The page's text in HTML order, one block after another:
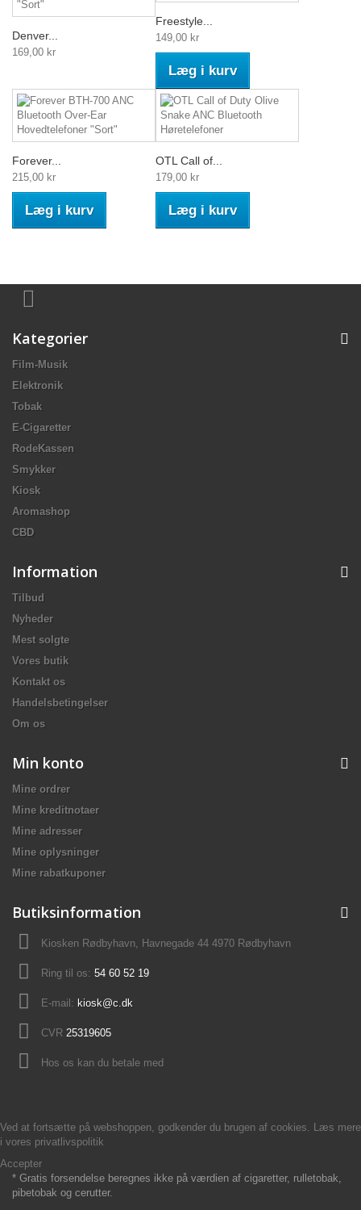
Denver...
169,00 kr
Freestyle...
149,00 kr
Læg i kurv
Forever...
215,00 kr
Læg i kurv
OTL Call of...
179,00 kr
Læg i kurv
Kategorier
Film-Musik
Elektronik
Tobak
E-Cigaretter
RodeKassen
Smykker
Kiosk
Aromashop
CBD
Information
Tilbud
Nyheder
Mest solgte
Vores butik
Kontakt os
Handelsbetingelser
Om os
Min konto
Mine ordrer
Mine kreditnotaer
Mine adresser
Mine oplysninger
Mine rabatkuponer
Butiksinformation
Kiosken Rødbyhavn, Havnegade 44 4970 Rødbyhavn
Ring til os: 54 60 52 19
E-mail: kiosk@c.dk
CVR 25319605
Hos os kan du betale med
Ved at fortsætte på webshoppen, godkender du brugen af cookies. Læs mere
i vores privatlivspolitik
Accepter
* Gratis forsendelse beregnes ikke på værdien af cigaretter, rulletobak,
pibetobak og cerutter.